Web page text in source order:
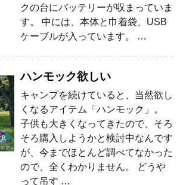
クの台にバッテリーが収まっていま
す。 中には、本体と巾着袋、USB
ケーブルが入っています。 …
ハンモック欲しい
キャンプを続けていると、当然欲し
くなるアイテム「ハンモック」。
子供も大きくなってきたので、そろ
そろ購入しようかと検討中なんです
が、今までほとんど調べてなかった
ので、全くわかりません。 どうや
って吊す …